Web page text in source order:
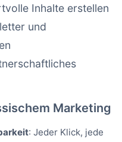
Inhalte erstellen
und
Marketing
: Jeder Klick, jede